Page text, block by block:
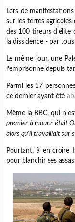
Lors de
sur les terres
des 100 tireurs d'élite
la dissidence - par
Le même jour, une
l'emprisonne depuis
Parmi les 17
ce dernier ayant été
Même la BBC, qui
premier à mourir était
alors qu'il travaillait sur
Pourtant, à en croire
pour blanchir ses